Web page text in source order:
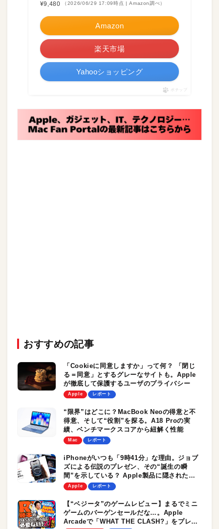
¥9,480
（2026/06/29 17:09時点 | Amazon調べ）
Amazon
楽天市場
Yahooショッピング
ポチップ
おすすめの記事
「Cookieに同意しますか」って何？ 「閉じ
る＝同意」とするグレーなサイトも。Apple
が徹底して保護するユーザのプライバシー
Apple レポート
“限界”はどこに？MacBook Neoの得意と不
得意、そして“役割”を探る。A18 Proの実
績、ベンチマークスコアから紐解く性能
Mac レポート
iPhoneがいつも「9時41分」な理由。ジョブ
ズによる伝説のプレゼン、その“誕生の瞬
間”を示している？ Apple製品に隠されたさ
まざまな時刻
Apple レポート
【“ベジータ”のゲームレビュー】まるでミニ
ゲームのバーゲンセールだな…。Apple
Arcadeで「WHAT THE CLASH?」をプレイ